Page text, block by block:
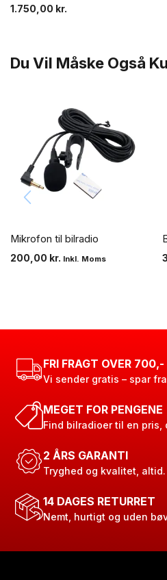
1.750,00 kr.
Du Vil Måske Også
Mikrofon til bilradio
200,00 kr. Inkl. Moms
FRI FRAGT OVER 700,-
Vi sender gratis – spar
MEGET FOR PENGENE
Find bilradioer til en pris,
2 ÅRS GARANTI
Tryghed og kvalitet, altid.
14 DAGES RETURRET
Nemt, hurtigt og uden